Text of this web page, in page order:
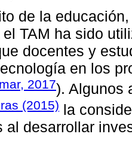
de la
TAM ha sido
docentes y
en los
2017). Algunos
(2015) la
al desarrollar